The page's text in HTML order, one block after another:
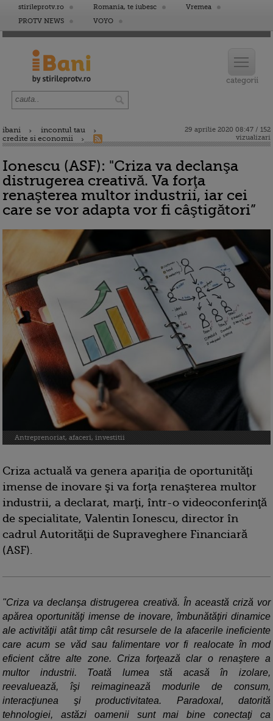
stirileprotv.ro Romania, te iubesc
Vremea
PROTV NEWS
VOYO
ibani
incontul tau
credite si economii
29 aprilie 2020 08:47 / 152
vizualizari
Ionescu (ASF): "Criza va declanşa
distrugerea creativă. Va forţa
renaşterea multor industrii, iar cei
care se vor adapta vor fi câştigători”
Antreprenoriat, afaceri, investitii
Criza actuală va genera apariţia de oportunităţi
imense de inovare şi va forţa renaşterea multor
industrii, a declarat, marţi, într-o videoconferinţă
de specialitate, Valentin Ionescu, director în
cadrul Autorităţii de Supraveghere Financiară
(ASF).
"Criza va declanşa distrugerea creativă. În această criză vor
apărea oportunităţi imense de inovare, îmbunătăţiri dinamice
ale activităţii atât timp cât resursele de la afacerile ineficiente
care acum se văd sau falimentare vor fi realocate în mod
eficient către alte zone. Criza forţează clar o renaştere a
multor industrii. Toată lumea stă acasă în izolare,
reevaluează, îşi reimaginează modurile de consum,
interacţiunea şi productivitatea. Paradoxal, datorită
tehnologiei, astăzi oamenii sunt mai bine conectaţi ca